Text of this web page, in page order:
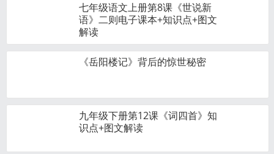
七年级语文上册第8课《世说新
语》二则电子课本+知识点+图文
解读
《岳阳楼记》背后的惊世秘密
九年级下册第12课《词四首》知
识点+图文解读